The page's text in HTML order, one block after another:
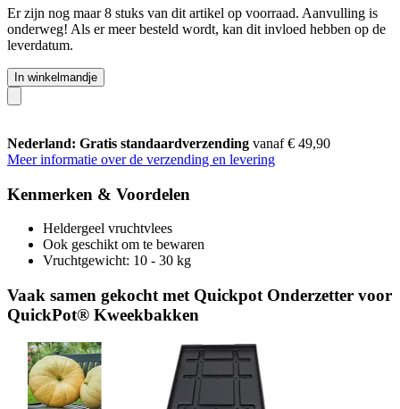
Er zijn nog maar 8 stuks van dit artikel op voorraad. Aanvulling is
onderweg! Als er meer besteld wordt, kan dit invloed hebben op de
leverdatum.
In winkelmandje
Nederland: Gratis standaardverzending vanaf € 49,90
Meer informatie over de verzending en levering
Kenmerken & Voordelen
Heldergeel vruchtvlees
Ook geschikt om te bewaren
Vruchtgewicht: 10 - 30 kg
Vaak samen gekocht met Quickpot Onderzetter voor
QuickPot® Kweekbakken